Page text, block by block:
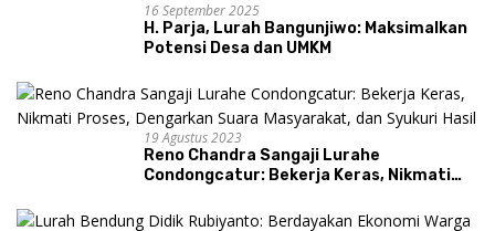
16 September 2025
H. Parja, Lurah Bangunjiwo: Maksimalkan
Potensi Desa dan UMKM
19 Agustus 2023
Reno Chandra Sangaji Lurahe
Condongcatur: Bekerja Keras, Nikmati
dan Syukuri Hasil